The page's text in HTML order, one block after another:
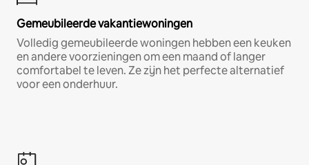
Gemeubileerde vakantiewoningen
Volledig gemeubileerde woningen hebben een keuken
en andere voorzieningen om een maand of langer
comfortabel te leven. Ze zijn het perfecte alternatief
voor een onderhuur.